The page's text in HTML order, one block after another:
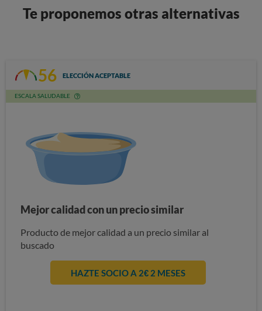
Te proponemos otras alternativas
56 ELECCIÓN ACEPTABLE
ESCALA SALUDABLE
Mejor calidad con un precio similar
Producto de mejor calidad a un precio similar al
buscado
HAZTE SOCIO A 2€ 2 MESES